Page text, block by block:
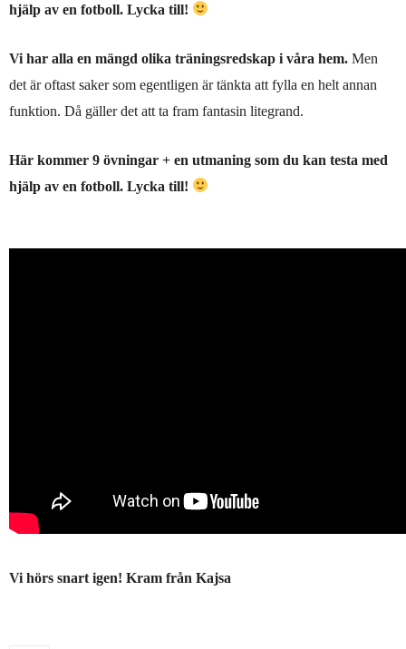
hjälp av en fotboll. Lycka till!
Vi har alla en mängd olika träningsredskap i våra hem. Men
det är oftast saker som egentligen är tänkta att fylla en helt annan
funktion. Då gäller det att ta fram fantasin litegrand.
Här kommer 9 övningar + en utmaning som du kan testa med
hjälp av en fotboll. Lycka till!
Vi hörs snart igen! Kram från Kajsa